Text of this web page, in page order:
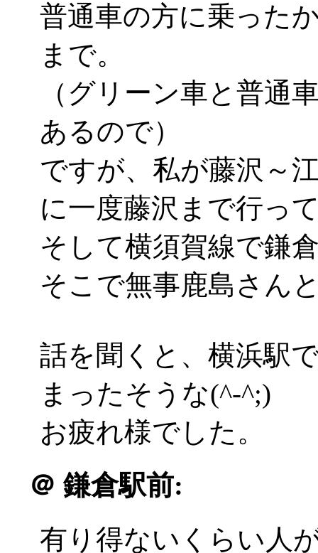
普通車の方に乗った
まで。
（グリーン車と普通
あるので）
ですが、私が藤沢～
に一度藤沢まで行っ
そして横須賀線で鎌
そこで無事鹿島さん
話を聞くと、横浜駅
まったそうな(^-^;)
お疲れ様でした。
＠ 鎌倉駅前:
有り得ないくらい人